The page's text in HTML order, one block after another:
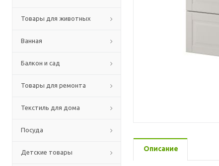
Товары для животных
Ванная
Балкон и сад
Товары для ремонта
Текстиль для дома
Посуда
Детские товары Описание